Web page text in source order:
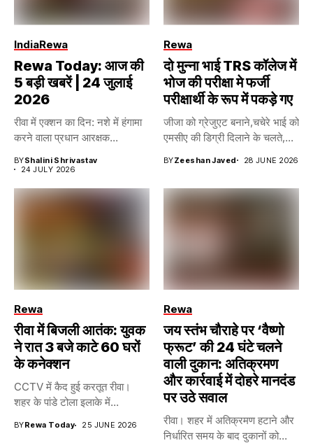
IndiaRewa
Rewa Today: आज की
5 बड़ी खबरें | 24 जुलाई
2026
रीवा में एक्शन का दिन: नशे में हंगामा
करने वाला प्रधान आरक्षक...
BYShalini Shrivastav
24 JULY 2026
Rewa
दो मुन्ना भाई TRS कॉलेज में
भोज की परीक्षा मे फर्जी
परीक्षार्थी के रूप में पकड़े गए
जीजा को ग्रेजुएट बनाने,चचेरे भाई को
एमसीए की डिग्री दिलाने के चलते,...
BYZeeshan Javed 28 JUNE 2026
Rewa
रीवा में बिजली आतंक: युवक
ने रात 3 बजे काटे 60 घरों
के कनेक्शन
CCTV में कैद हुई करतूत रीवा।
शहर के पांडे टोला इलाके में...
BYRewa Today 25 JUNE 2026
Rewa
जय स्तंभ चौराहे पर ‘वैष्णो
फ्रूट’ की 24 घंटे चलने
वाली दुकान: अतिक्रमण
और कार्रवाई में दोहरे मानदंड
पर उठे सवाल
रीवा। शहर में अतिक्रमण हटाने और
निर्धारित समय के बाद दुकानों को...